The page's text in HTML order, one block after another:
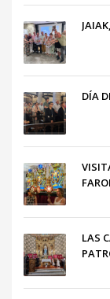
DÍA
LAS